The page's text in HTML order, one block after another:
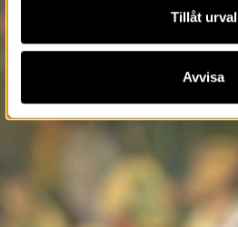
Tillåt urval
Avvisa